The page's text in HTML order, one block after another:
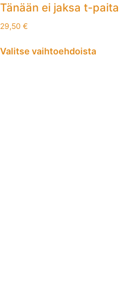
Tänään ei jaksa t-
29,50 €
Valitse vaihtoehdoista